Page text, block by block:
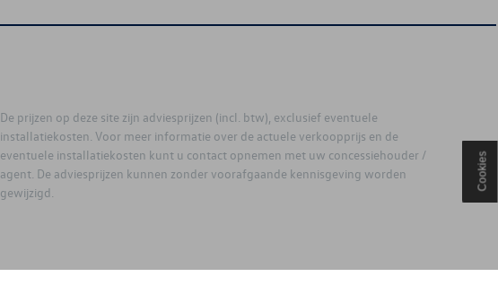
De prijzen op deze site zijn adviesprijzen (incl. btw), exclusief eventuele
installatiekosten. Voor meer informatie over de actuele verkoopprijs en de
eventuele installatiekosten kunt u contact opnemen met uw concessiehouder /
agent. De adviesprijzen kunnen zonder voorafgaande kennisgeving worden
gewijzigd.
Cookies